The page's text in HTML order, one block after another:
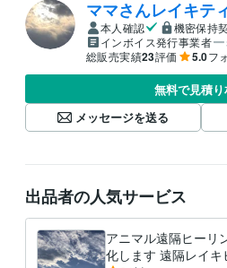
ママさんレイキテ
本人確認 機密保持
インボイス発行事業者
総販売実績23評価 5.0フ
無料で見積
メッセージを送る
出品者の人気サービス
アニマル遠隔ヒーリ
化します 遠隔レイキ